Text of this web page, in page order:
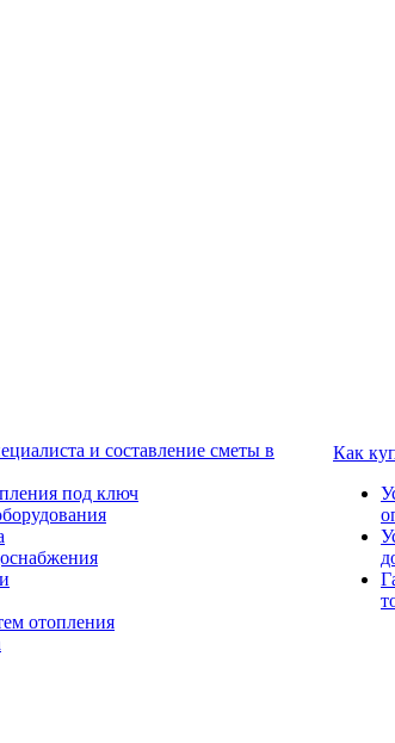
и составление сметы в
под ключ
отопления
Как